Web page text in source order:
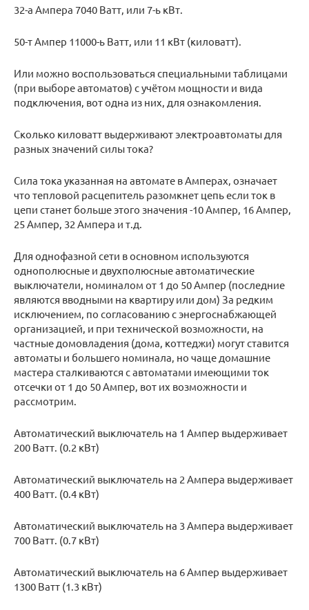
32-а Ампера 7040 Ватт, или 7-ь кВт.
50-т Ампер 11000-ь Ватт, или 11 кВт (киловатт).
Или можно воспользоваться специальными таблицами
(при выборе автоматов) с учётом мощности и вида
подключения, вот одна из них, для ознакомления.
Сколько киловатт выдерживают электроавтоматы для
разных значений силы тока?
Сила тока указанная на автомате в Амперах, означает
что тепловой расцепитель разомкнет цепь если ток в
цепи станет больше этого значения -10 Ампер, 16 Ампер,
25 Ампер, 32 Ампера и т.д.
Для однофазной сети в основном используются
однополюсные и двухполюсные автоматические
выключатели, номиналом от 1 до 50 Ампер (последние
являются вводными на квартиру или дом) За редким
исключением, по согласованию с энергоснабжающей
организацией, и при технической возможности, на
частные домовладения (дома, коттеджи) могут ставится
автоматы и большего номинала, но чаще домашние
мастера сталкиваются с автоматами имеющими ток
отсечки от 1 до 50 Ампер, вот их возможности и
рассмотрим.
Автоматический выключатель на 1 Ампер выдерживает
200 Ватт. (0.2 кВт)
Автоматический выключатель на 2 Ампера выдерживает
400 Ватт. (0.4 кВт)
Автоматический выключатель на 3 Ампера выдерживает
700 Ватт. (0.7 кВт)
Автоматический выключатель на 6 Ампер выдерживает
1300 Ватт (1.3 кВт)